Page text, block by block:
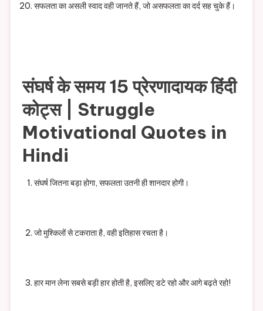
सफलता का असली स्वाद वही जानते हैं, जो असफलता का दर्द सह चुके हैं।
संघर्ष के समय 15 प्रेरणादायक हिंदी
कोट्स | Struggle
Motivational Quotes in
Hindi
संघर्ष जितना बड़ा होगा, सफलता उतनी ही शानदार होगी।
जो मुश्किलों से टकराता है, वही इतिहास रचता है।
हार मान लेना सबसे बड़ी हार होती है, इसलिए डटे रहो और आगे बढ़ते रहो!